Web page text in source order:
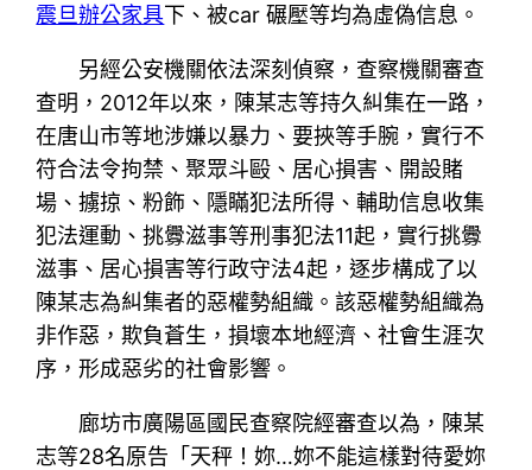
震旦辦公家具下、被car 碾壓等均為虛偽信息。
另經公安機關依法深刻偵察，查察機關審查
查明，2012年以來，陳某志等持久糾集在一路，
在唐山市等地涉嫌以暴力、要挾等手腕，實行不
符合法令拘禁、聚眾斗毆、居心損害、開設賭
場、擄掠、粉飾、隱瞞犯法所得、輔助信息收集
犯法運動、挑釁滋事等刑事犯法11起，實行挑釁
滋事、居心損害等行政守法4起，逐步構成了以
陳某志為糾集者的惡權勢組織。該惡權勢組織為
非作惡，欺負蒼生，損壞本地經濟、社會生涯次
序，形成惡劣的社會影響。
廊坊市廣陽區國民查察院經審查以為，陳某
志等28名原告「天秤！妳…妳不能這樣對待愛妳